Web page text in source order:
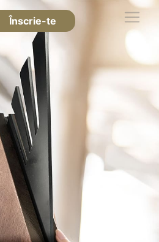
Înscrie-te